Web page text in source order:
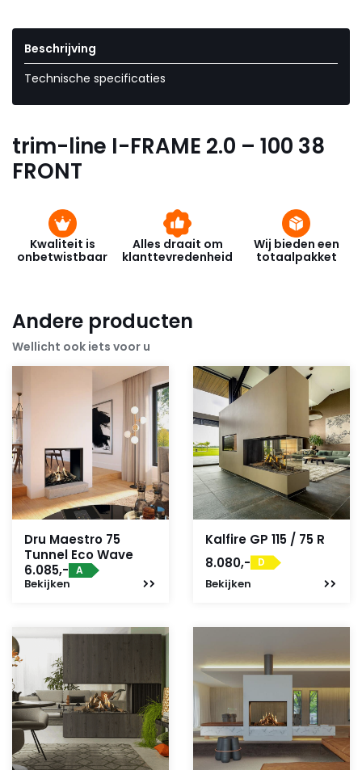
Beschrijving
Technische specificaties
trim-line I-FRAME 2.0 – 100 38
FRONT
Kwaliteit is
onbetwistbaar
Alles draait om
klanttevredenheid
Wij bieden een
totaalpakket
Andere producten
Wellicht ook iets voor u
Dru Maestro 75
Tunnel Eco Wave
6.085,- A
Bekijken
Kalfire GP 115 / 75 R
8.080,-
D
Bekijken